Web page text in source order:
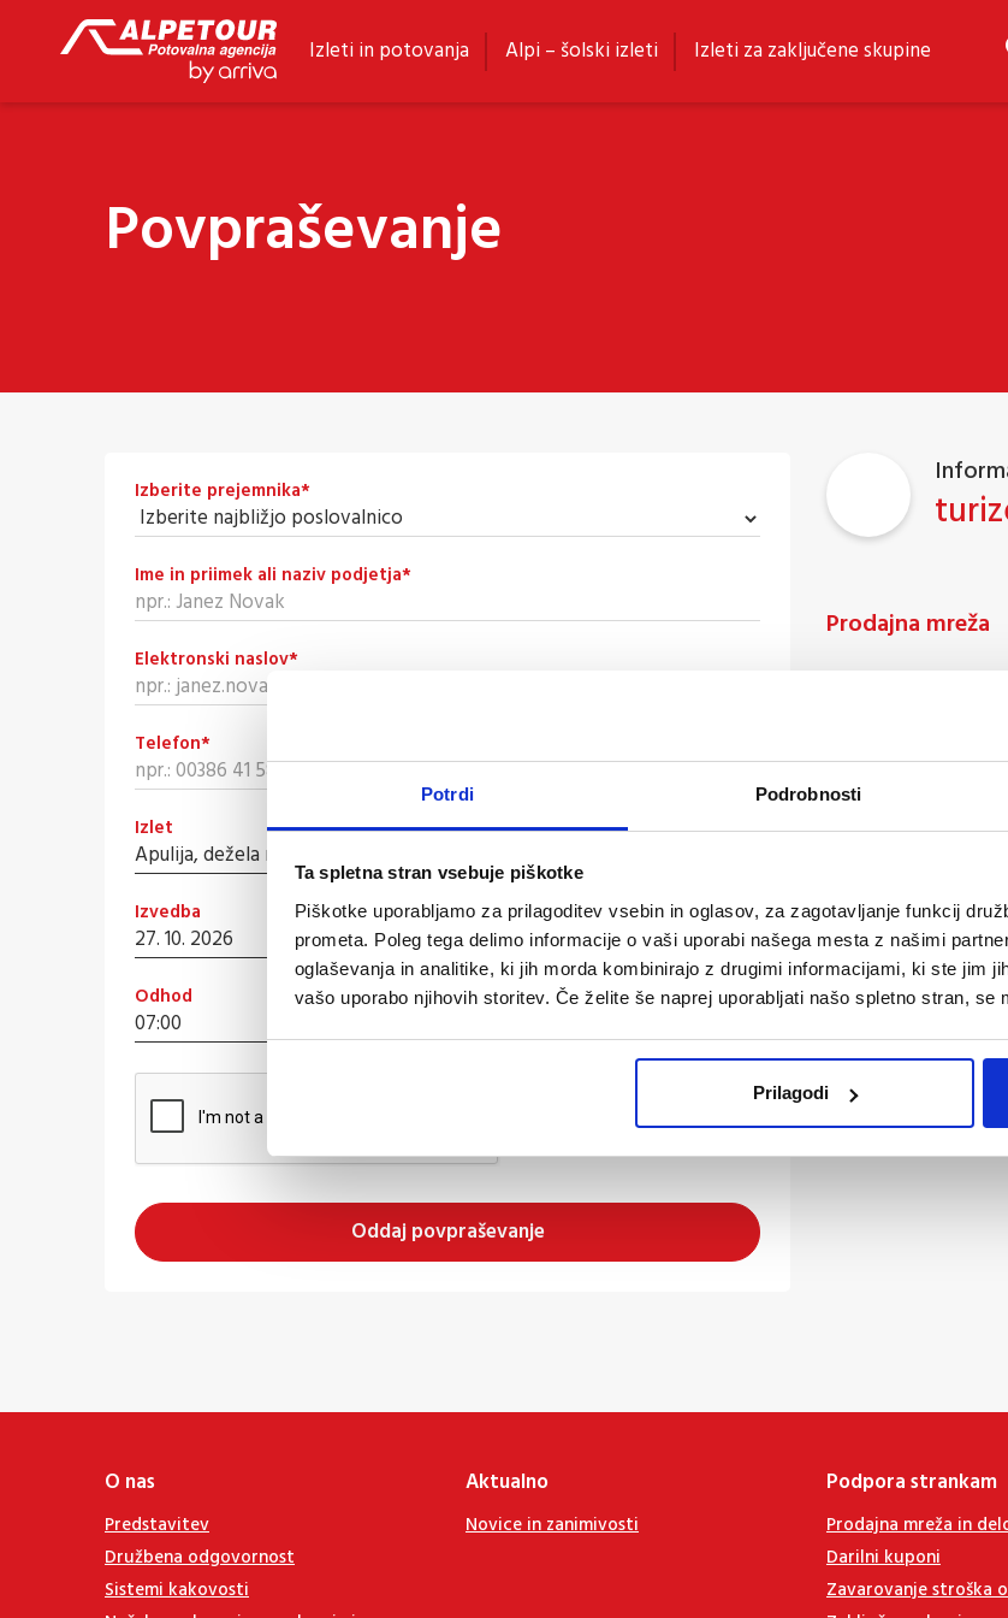
Potrdi Podrobnosti
Ta spletna stran vsebuje piškotke
Piškotke uporabljamo za prilagoditev vsebin in oglasov, za zagotavljanje funkcij
prometa. Poleg tega delimo informacije o vaši uporabi našega mesta z našimi
oglaševanja in analitike, ki jih morda kombinirajo z drugimi informacijami, ki ste jim
vašo uporabo njihovih storitev. Če želite še naprej uporabljati našo spletno stran, se
Prilagodi
Izleti in potovanja Alpi – šolski izleti Izleti za zaključene skupine
Povpraševanje
Izberite prejemnika*
Ime in priimek ali naziv podjetja*
Elektronski naslov*
Telefon*
Izlet
Izvedba
Odhod
Oddaj povpraševanje
Prodajna mreža
O nas
Predstavitev
Družbena odgovornost
Sistemi kakovosti
Aktualno
Novice in zanimivosti
Podpora strankam
Prodajna mreža in
Darilni kuponi
Zavarovanje stroška